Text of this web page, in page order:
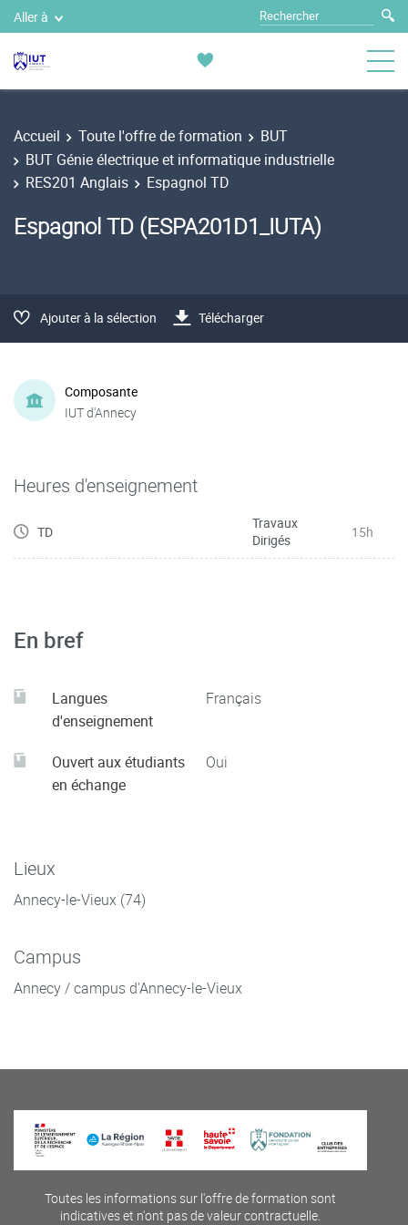
Aller à
Accueil Toute l'offre de formation
BUT
BUT Génie électrique et informatique industrielle
RES201 Anglais
Espagnol TD
Espagnol TD (ESPA201D1_IUTA)
Ajouter à la sélection Télécharger
Composante
IUT d'Annecy
Heures d'enseignement
TD
Travaux
Dirigés
15h
En bref
Langues
d'enseignement
Français
Ouvert aux étudiants
en échange
Oui
Lieux
Annecy-le-Vieux (74)
Campus
Annecy / campus d'Annecy-le-Vieux
Toutes les informations sur l'offre de formation sont
indicatives et n'ont pas de valeur contractuelle.